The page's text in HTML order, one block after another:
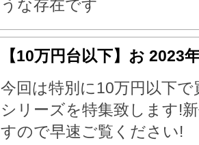
うな存在です
【10万円台以下】お 2023
今回は特別に10万円以下
シリーズを特集致します!
すので早速ご覧ください!